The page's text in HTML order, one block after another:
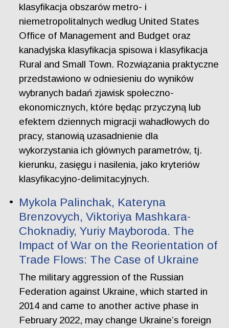
klasyfikacja obszarów metro- i
niemetropolitalnych według United States
Office of Management and Budget oraz
kanadyjska klasyfikacja spisowa i klasyfikacja
Rural and Small Town. Rozwiązania praktyczne
przedstawiono w odniesieniu do wyników
wybranych badań zjawisk społeczno-
ekonomicznych, które będąc przyczyną lub
efektem dziennych migracji wahadłowych do
pracy, stanowią uzasadnienie dla
wykorzystania ich głównych parametrów, tj.
kierunku, zasięgu i nasilenia, jako kryteriów
klasyfikacyjno-delimitacyjnych.
Mykola Palinchak, Kateryna
Brenzovych, Viktoriya Mashkara-
Choknadiy, Yuriy Mayboroda. The
Impact of War on the Reorientation of
Trade Flows: The Case of Ukraine
The military aggression of the Russian
Federation against Ukraine, which started in
2014 and came to another active phase in
February 2022, may change Ukraine’s foreign